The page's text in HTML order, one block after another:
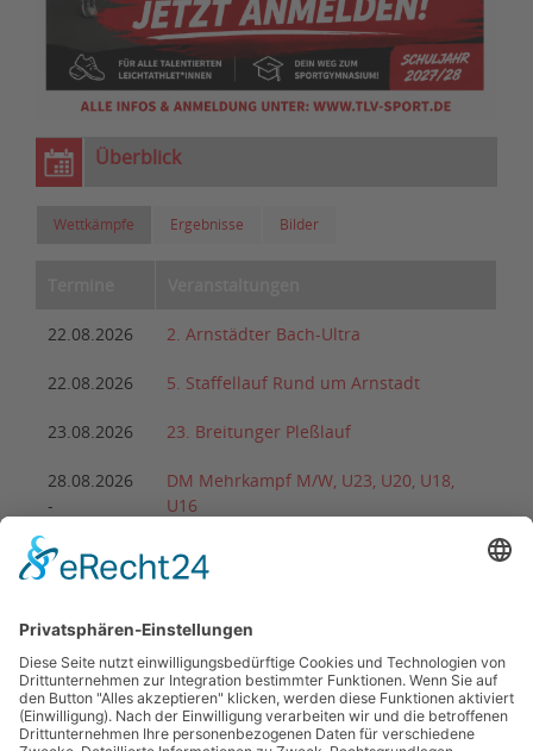
Überblick
Wettkämpfe Ergebnisse Bilder
22.08.2026 2. Arnstädter Bach-Ultra
22.08.2026 5. Staffellauf Rund um Arnstadt
23.08.2026 23. Breitunger Pleßlauf
28.08.2026
-
DM Mehrkampf M/W, U23, U20, U18,
U16
28.08.2026 29. Partner-Vierkampf des Ohrdrufer LV
29.08.2026 43. Schülersportfest
29.08.2026 25. Elstertal-Lauf
29.08.2026 28. Mühlhäuser Altstadtlauf